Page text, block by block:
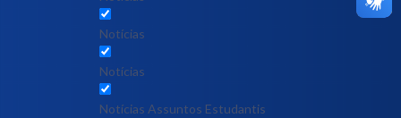
Notícias
Notícias
Notícias Assuntos Estudantis